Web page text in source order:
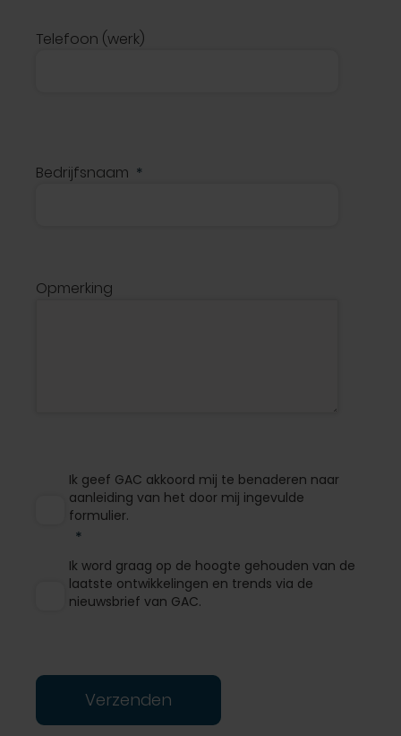
Telefoon (werk)
Bedrijfsnaam
Opmerking
Ik geef GAC akkoord mij te benaderen naar
aanleiding van het door mij ingevulde
formulier.
Ik word graag op de hoogte gehouden van de
laatste ontwikkelingen en trends via de
nieuwsbrief van GAC.
Verzenden